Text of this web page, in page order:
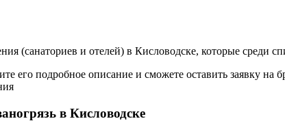
(санаториев и отелей) в Кисловодске, которые среди
его подробное описание и сможете оставить заявку
в Кисловодске